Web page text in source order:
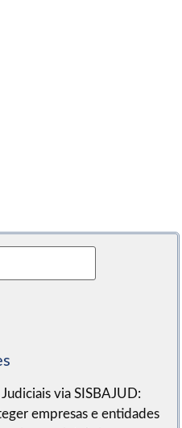
via SISBAJUD:
empresas e entidades